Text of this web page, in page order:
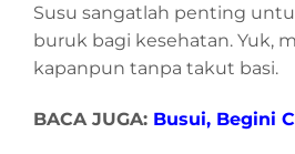
Susu sangatlah penting
buruk bagi kesehatan. Yuk,
kapanpun tanpa takut basi.
BACA JUGA: Busui, Begini